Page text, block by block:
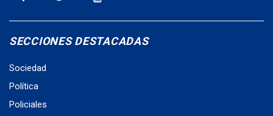
SECCIONES DESTACADAS
Sociedad
Política
Policiales